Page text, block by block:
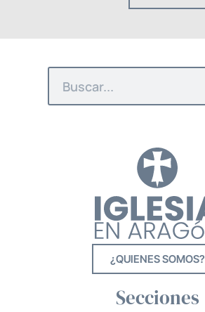
¿QUIENES SOMOS?
Secciones